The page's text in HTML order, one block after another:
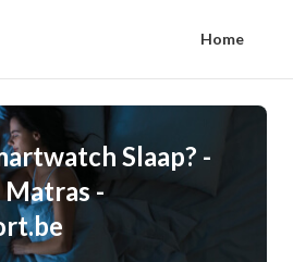
Home
Slaap? -
Matras -